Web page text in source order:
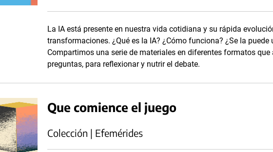
La IA está presente en nuestra vida cotidiana y su rápida
transformaciones. ¿Qué es la IA? ¿Cómo funciona? ¿Se la puede
Compartimos una serie de materiales en diferentes formatos
preguntas, para reflexionar y nutrir el debate.
Que comience el juego
Colección | Efemérides